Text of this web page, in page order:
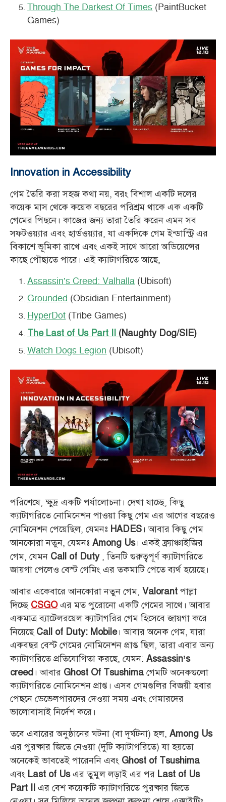
Through The Darkest Of Times (PaintBucket
Games)
Innovation in Accessibility
গেম তৈরি করা সহজ কথা নয়, বরং বিশাল একটি দলের
কয়েক মাস থেকে কয়েক বছরের পরিশ্রম থাকে এক একটি
গেমের পিছনে। কাজের জন্য তারা তৈরি করেন এমন সব
সফটওয়্যার এবং হার্ডওয়্যার, যা একদিকে গেম ইন্ডাস্ট্রি এর
বিকাশে ভূমিকা রাখে এবং একই সাথে আরো অডিয়েন্সের
কাছে পৌছাতে পারে। এই ক্যাটাগরিতে আছে,
Assassin’s Creed: Valhalla(Ubisoft)
Grounded(Obsidian Entertainment)
HyperDot(Tribe Games)
The Last of Us Part II (Naughty Dog/SIE)
Watch Dogs Legion(Ubisoft)
পরিশেষে, ক্ষুদ্র একটি পর্যালোচনা। দেখা যাচ্ছে, কিছু
ক্যাটাগরিতে নোমিনেশন পাওয়া কিছু গেম এর আগের বছরেও
নোমিনেশন পেয়েছিল, যেমনঃ HADES । আবার কিছু গেম
আনকোরা নতুন, যেমনঃ Among Us। একই ফ্র্যাঞ্চাইজির
গেম, যেমন Call of Duty, তিনটি গুরুত্বপূর্ণ ক্যাটাগরিতে
জায়গা পেলেও বেস্ট গেমিং এর তকমাটি পেতে ব্যর্থ হয়েছে।
আবার একেবারে আনকোরা নতুন গেম, Valorant পাল্লা
দিচ্ছে CSGOএর মত পুরোনো একটি গেমের সাথে। আবার
একমাত্র ব্যাটেলরয়েল ক্যাটাগরির গেম হিসেবে জায়গা করে
নিয়েছে Call of Duty: Mobile। আবার অনেক গেম, যারা
একবছর বেস্ট গেমের নোমিনেশন প্রাপ্ত ছিল, তারা এবার অন্য
ক্যাটাগরিতে প্রতিযোগিতা করছে, যেমন: Assassin’s
creed । আবার Ghost Of Tsushima গেমটি অনেকগুলো
ক্যাটাগরিতে নোমিনেশন প্রাপ্ত। এসব গেমগুলির বিজয়ী হবার
পেছনে ডেভেলপারদের দেওয়া সময় এবং গেমারদের
ভালোবাসাই নির্দেশ করে।
তবে এবারের অনুষ্ঠানের ঘটনা (বা দূর্ঘটনা) হল, Among Us
এর পুরষ্কার জিতে নেওয়া (দুটি ক্যাটাগরিতে) যা হয়তো
অনেকেই ভাবতেই পারেননি এবং Ghost of Tsushima
এবং Last of Usএর তুমুল লড়াই এর পর Last of Us
Part II
এর বেশ কয়েকটি ক্যাটাগরিতে পুরষ্কার জিতে